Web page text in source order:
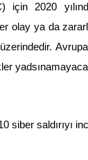
için 2020
olay ya da
siber saldırıyı